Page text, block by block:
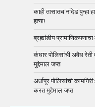
काही तासातच नांदेड
हत्या!
ब्रह्मांडीय
कंधार पोलिसांची अवैध
मुद्देमाल जप्त
अर्धापूर पोलिसांची
करत मुद्देमाल जप्त